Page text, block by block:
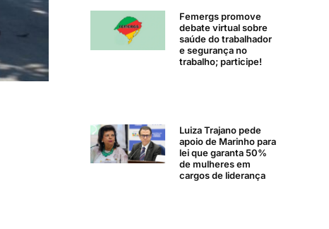
Femergs promove
debate virtual sobre
saúde do trabalhador
e segurança no
trabalho; participe!
Luiza Trajano pede
apoio de Marinho para
lei que garanta 50%
de mulheres em
cargos de liderança